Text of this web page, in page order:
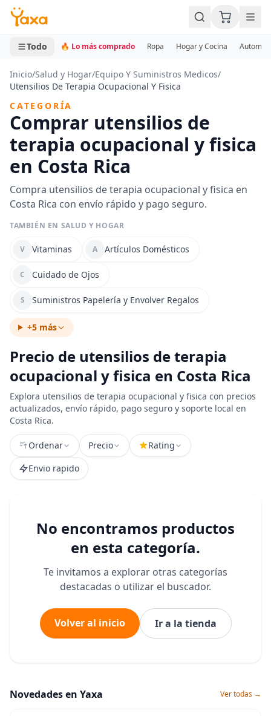
MINI CARRITO
0 productos
Todo 🔥 Lo más comprado Ropa Hogar y Cocina
Inicio/Salud y Hogar/Equipo Y Suministros Medicos/
Utensilios De Terapia Ocupacional Y Fisica
CATEGORÍA
Comprar utensilios de
terapia ocupacional y fisica
en Costa Rica
Compra utensilios de terapia ocupacional y fisica en
Costa Rica con envío rápido y pago seguro.
TAMBIÉN EN SALUD Y HOGAR
V Vitaminas A Artículos Domésticos
C Cuidado de Ojos
S Suministros Papelería y Envolver Regalos
+5 más
Precio de utensilios de terapia
ocupacional y fisica en Costa Rica
Explora utensilios de terapia ocupacional y fisica con precios
actualizados, envío rápido, pago seguro y soporte local en
Costa Rica.
Ordenar Precio
Rating
Envio rapido
No encontramos productos
en esta categoría.
Te invitamos a explorar otras categorías
destacadas o utilizar el buscador.
Volver al inicio Ir a la tienda
Novedades en Yaxa Ver todas →